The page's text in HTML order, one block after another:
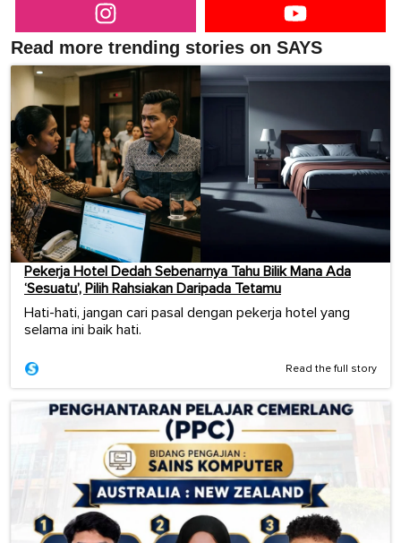
Read more trending stories on SAYS
Pekerja Hotel Dedah Sebenarnya Tahu Bilik Mana Ada
‘Sesuatu’, Pilih Rahsiakan Daripada Tetamu
Hati-hati, jangan cari pasal dengan pekerja hotel yang
selama ini baik hati.
Read the full story